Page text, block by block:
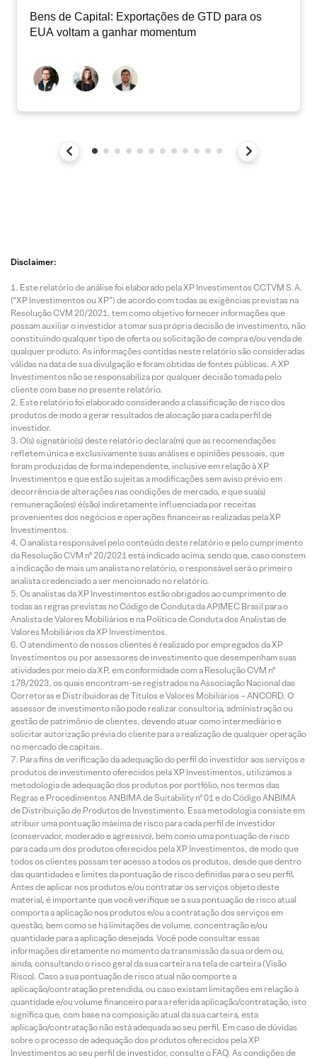
Bens de Capital: Exportações de GTD para os
EUA voltam a ganhar momentum
Disclaimer:
Este relatório de análise foi elaborado pela XP Investimentos CCTVM S.A.
(“XP Investimentos ou XP”) de acordo com todas as exigências previstas na
Resolução CVM 20/2021, tem como objetivo fornecer informações que
possam auxiliar o investidor a tomar sua própria decisão de investimento, não
constituindo qualquer tipo de oferta ou solicitação de compra e/ou venda de
qualquer produto. As informações contidas neste relatório são consideradas
válidas na data de sua divulgação e foram obtidas de fontes públicas. A XP
Investimentos não se responsabiliza por qualquer decisão tomada pelo
cliente com base no presente relatório.
Este relatório foi elaborado considerando a classificação de risco dos
produtos de modo a gerar resultados de alocação para cada perfil de
investidor.
O(s) signatário(s) deste relatório declara(m) que as recomendações
refletem única e exclusivamente suas análises e opiniões pessoais, que
foram produzidas de forma independente, inclusive em relação à XP
Investimentos e que estão sujeitas a modificações sem aviso prévio em
decorrência de alterações nas condições de mercado, e que sua(s)
remuneração(es) é(são) indiretamente influenciada por receitas
provenientes dos negócios e operações financeiras realizadas pela XP
Investimentos.
O analista responsável pelo conteúdo deste relatório e pelo cumprimento
da Resolução CVM nº 20/2021 está indicado acima, sendo que, caso constem
a indicação de mais um analista no relatório, o responsável será o primeiro
analista credenciado a ser mencionado no relatório.
Os analistas da XP Investimentos estão obrigados ao cumprimento de
todas as regras previstas no Código de Conduta da APIMEC Brasil para o
Analista de Valores Mobiliários e na Política de Conduta dos Analistas de
Valores Mobiliários da XP Investimentos.
O atendimento de nossos clientes é realizado por empregados da XP
Investimentos ou por assessores de investimento que desempenham suas
atividades por meio da XP, em conformidade com a Resolução CVM nº
178/2023, os quais encontram-se registrados na Associação Nacional das
Corretoras e Distribuidoras de Títulos e Valores Mobiliários – ANCORD. O
assessor de investimento não pode realizar consultoria, administração ou
gestão de patrimônio de clientes, devendo atuar como intermediário e
solicitar autorização prévia do cliente para a realização de qualquer operação
no mercado de capitais.
Para fins de verificação da adequação do perfil do investidor aos serviços e
produtos de investimento oferecidos pela XP Investimentos, utilizamos a
metodologia de adequação dos produtos por portfólio, nos termos das
Regras e Procedimentos ANBIMA de Suitability nº 01 e do Código ANBIMA
de Distribuição de Produtos de Investimento. Essa metodologia consiste em
atribuir uma pontuação máxima de risco para cada perfil de investidor
(conservador, moderado e agressivo), bem como uma pontuação de risco
para cada um dos produtos oferecidos pela XP Investimentos, de modo que
todos os clientes possam ter acesso a todos os produtos, desde que dentro
das quantidades e limites da pontuação de risco definidas para o seu perfil.
Antes de aplicar nos produtos e/ou contratar os serviços objeto deste
material, é importante que você verifique se a sua pontuação de risco atual
comporta a aplicação nos produtos e/ou a contratação dos serviços em
questão, bem como se há limitações de volume, concentração e/ou
quantidade para a aplicação desejada. Você pode consultar essas
informações diretamente no momento da transmissão da sua ordem ou,
ainda, consultando o risco geral da sua carteira na tela de carteira (Visão
Risco). Caso a sua pontuação de risco atual não comporte a
aplicação/contratação pretendida, ou caso existam limitações em relação à
quantidade e/ou volume financeiro para a referida aplicação/contratação, isto
significa que, com base na composição atual da sua carteira, esta
aplicação/contratação não está adequada ao seu perfil. Em caso de dúvidas
sobre o processo de adequação dos produtos oferecidos pela XP
Investimentos ao seu perfil de investidor, consulte o FAQ. As condições de